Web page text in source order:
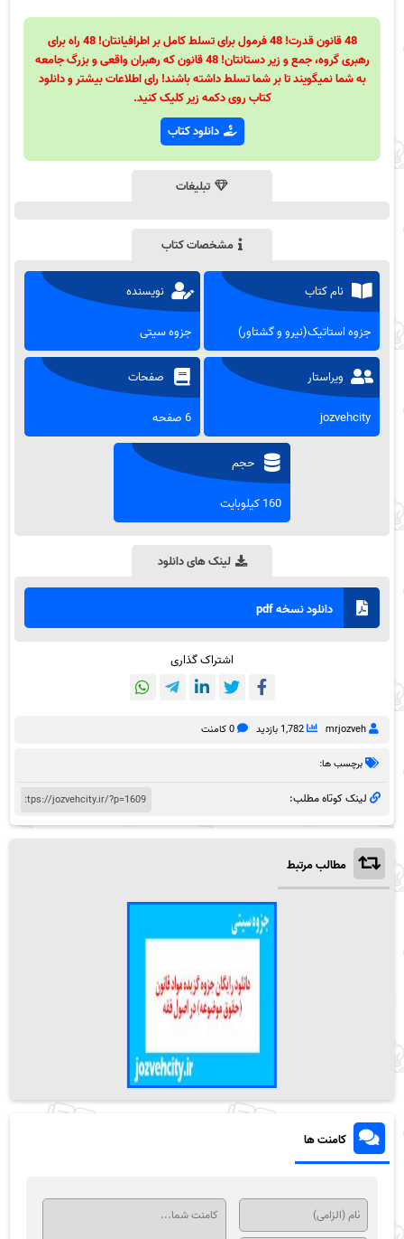
48 قانون قدرت! 48 فرمول برای تسلط کامل بر اطرافیانتان! 48 راه برای
رهبری گروه، جمع و زیر دستانتان! 48 قانون که رهبران واقعی و بزرگ جامعه
به شما نمیگویند تا بر شما تسلط داشته باشند! رای اطلاعات بیشتر و دانلود
کتاب روی دکمه زیر کلیک کنید.
دانلود کتاب
تبلیغات
مشخصات کتاب
نام کتاب
جزوه استاتیک(نیرو و گشتاور)
نویسنده
جزوه سیتی
ویراستار
jozvehcity
صفحات
6 صفحه
حجم
160 کیلوبایت
لینک های دانلود
دانلود نسخه pdf
اشتراک گذاری
mrjozveh 1,782 بازدید 0 کامنت
برچسب ها:
لینک کوتاه مطلب:
مطالب مرتبط
کامنت ها